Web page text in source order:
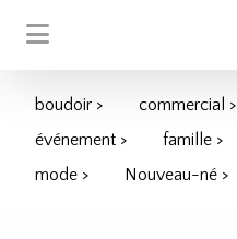
boudoir > commercial >
événement >
famille >
mode >
Nouveau-né >